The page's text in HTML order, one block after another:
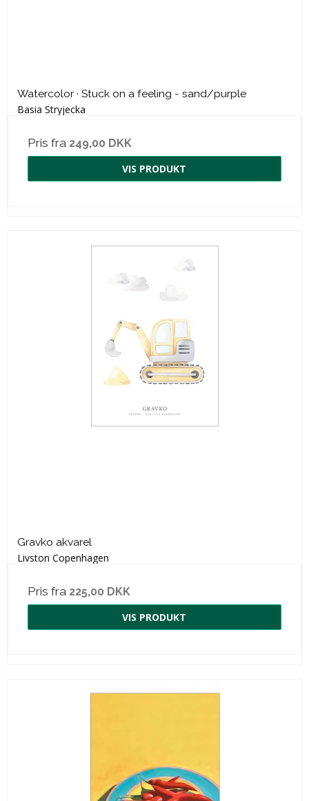
Watercolor · Stuck on a feeling - sand/purple
Basia Stryjecka
Pris fra 249,00 DKK
VIS PRODUKT
Gravko akvarel
Livston Copenhagen
Pris fra 225,00 DKK
VIS PRODUKT